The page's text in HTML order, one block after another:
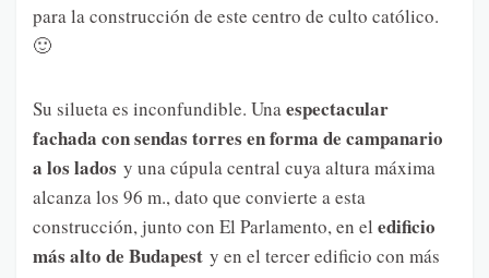
para la construcción de este centro de culto católico.
🙂
Su silueta es inconfundible. Unaespectacular
fachada con sendas torres en forma de campanario
a los lados y una cúpula central cuya altura máxima
alcanza los 96 m., dato que convierte a esta
construcción, junto con El Parlamento, en el edificio
más alto de Budapest y en el tercer edificio con más